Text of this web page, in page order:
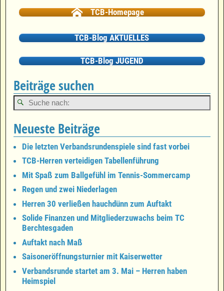
TCB-Homepage
TCB-Blog AKTUELLES
TCB-Blog JUGEND
Beiträge suchen
Neueste Beiträge
Die letzten Verbandsrundenspiele sind fast vorbei
TCB-Herren verteidigen Tabellenführung
Mit Spaß zum Ballgefühl im Tennis-Sommercamp
Regen und zwei Niederlagen
Herren 30 verließen hauchdünn zum Auftakt
Solide Finanzen und Mitgliederzuwachs beim TC
Berchtesgaden
Auftakt nach Maß
Saisoneröffnungsturnier mit Kaiserwetter
Verbandsrunde startet am 3. Mai – Herren haben
Heimspiel